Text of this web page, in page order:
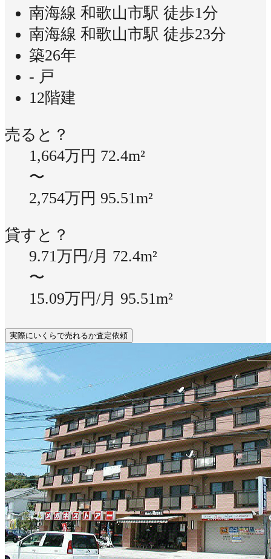
南海線 和歌山市駅 徒歩1分
南海線 和歌山市駅 徒歩23分
築26年
- 戸
12階建
売ると？
1,664万円 72.4m²
〜
2,754万円 95.51m²
貸すと？
9.71万円/月 72.4m²
〜
15.09万円/月 95.51m²
実際にいくらで売れるか査定依頼